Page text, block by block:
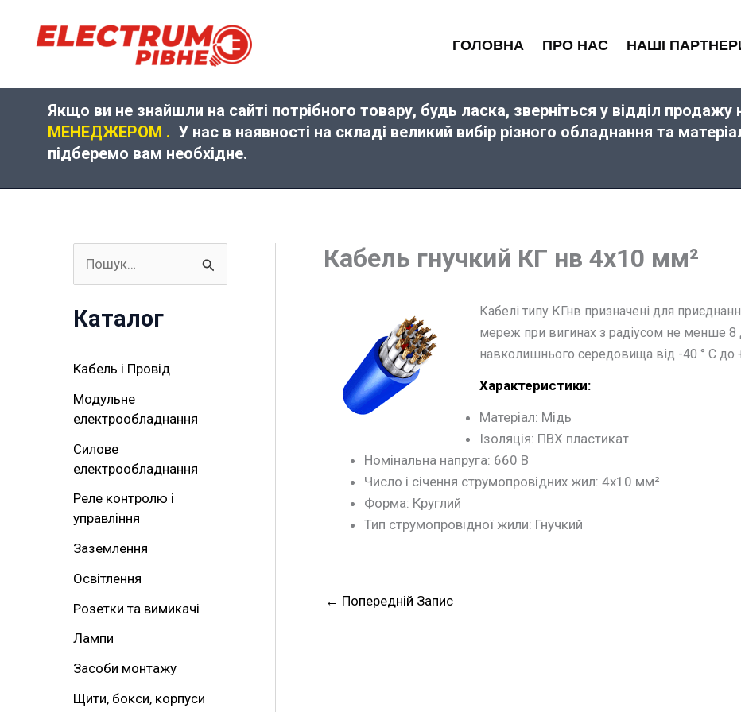
ГОЛОВНА ПРО НАС НАШІ
Якщо ви не знайшли на сайті потрібного товару, будь ласка, зверніться у відділ продажу
МЕНЕДЖЕРОМ . У нас в наявності на складі великий вибір різного обладнання та
підберемо вам необхідне.
к
т
и
Каталог
Кабель і Провід
Модульне
електрообладнання
Силове
електрообладнання
Реле контролю і
управління
Заземлення
Освітлення
Розетки та вимикачі
Лампи
Засоби монтажу
Щити, бокси, корпуси
Кабель гнучкий КГ нв 4х10 мм²
Кабелі типу КГнв призначені для
мереж при вигинах з радіусом не менше 8
навколишнього середовища від -40 ° С до
Характеристики:
Матеріал: Мідь
Ізоляція: ПВХ пластикат
Номінальна напруга: 660 В
Число і січення струмопровідних жил: 4х10 мм²
Форма: Круглий
Тип струмопровідної жили: Гнучкий
← Попередній Запис